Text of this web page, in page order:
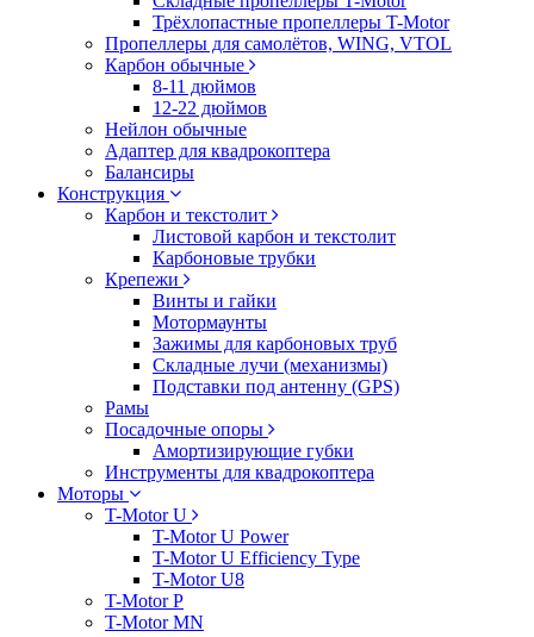
Трёхлопастные пропеллеры T-Motor
Пропеллеры для самолётов, WING, VTOL
Карбон обычные
8-11 дюймов
12-22 дюймов
Нейлон обычные
Адаптер для квадрокоптера
Балансиры
Конструкция
Карбон и текстолит
Листовой карбон и текстолит
Карбоновые трубки
Крепежи
Винты и гайки
Мотормаунты
Зажимы для карбоновых труб
Складные лучи (механизмы)
Подставки под антенну (GPS)
Рамы
Посадочные опоры
Амортизирующие губки
Инструменты для квадрокоптера
Моторы
T-Motor U
T-Motor U Power
T-Motor U Efficiency Type
T-Motor U8
T-Motor P
T-Motor MN